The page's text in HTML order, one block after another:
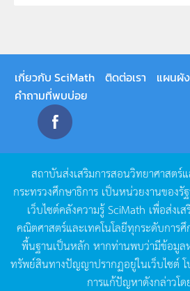
เกี่ยวกับ SciMath ติดต่อเรา
แผนผั
คำถามที่พบบ่อย
สถาบันส่งเสริมการสอนวิทยาศาสตร์
กระทรวงศึกษาธิการ เป็นหน่วยงานของรั
เว็บไซต์คลังความรู้SciMath เพื่อส่งเ
คณิตศาสตร์และเทคโนโลยีทุกระดับการศึ
พื้นฐานเป็นหลัก หากท่านพบว่ามีข้อมูล
ทรัพย์สินทางปัญญาปรากฏอยู่ในเว็บไซต์
การแก้ปัญหาดังกล่าวโด